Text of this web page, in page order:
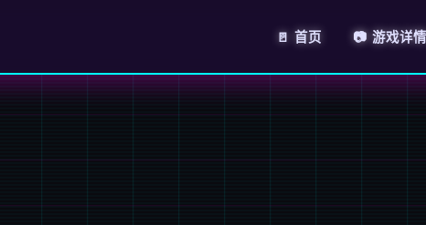
🚪 首页 📷 游戏详情